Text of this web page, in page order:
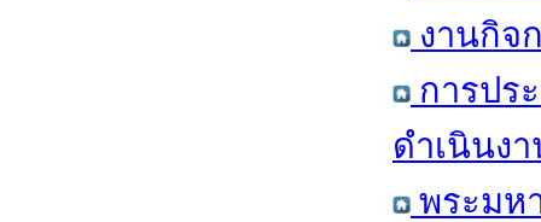
งานกิจ
การปร
ดำเนินง
พระมห